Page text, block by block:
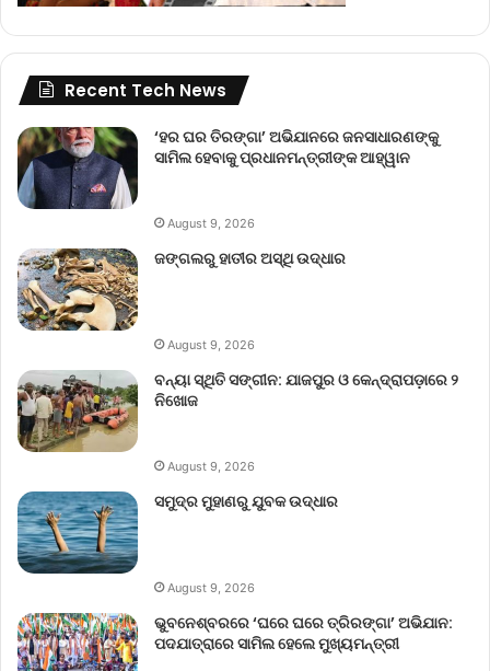
Recent Tech News
‘ହର ଘର ତିରଙ୍ଗା’ ଅଭିଯାନରେ ଜନସାଧାରଣଙ୍କୁ
ସାମିଲ ହେବାକୁ ପ୍ରଧାନମନ୍ତ୍ରୀଙ୍କ ଆହ୍ୱାନ
August 9, 2026
ଜଙ୍ଗଲରୁ ହାତୀର ଅସ୍ଥି ଉଦ୍ଧାର
August 9, 2026
ବନ୍ୟା ସ୍ଥିତି ସଙ୍ଗୀନ: ଯାଜପୁର ଓ କେନ୍ଦ୍ରାପଡ଼ାରେ ୨
ନିଖୋଜ
August 9, 2026
ସମୁଦ୍ର ମୁହାଣରୁ ଯୁବକ ଉଦ୍ଧାର
August 9, 2026
ଭୁବନେଶ୍ବରରେ ‘ଘରେ ଘରେ ତ୍ରିରଙ୍ଗା’ ଅଭିଯାନ:
ପଦଯାତ୍ରାରେ ସାମିଲ ହେଲେ ମୁଖ୍ୟମନ୍ତ୍ରୀ